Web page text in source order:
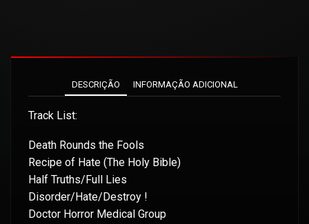
DESCRIÇÃO INFORMAÇÃO ADICIONAL
Track List:
Death Rounds the Fools
Recipe of Hate (The Holy Bible)
Half Truths/Full Lies
Disorder/Hate/Destroy !
Doctor Horror Medical Group